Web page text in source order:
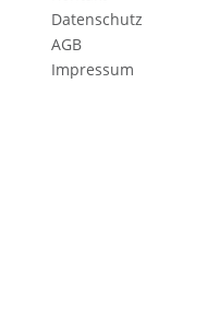
Datenschutz
AGB
Impressum